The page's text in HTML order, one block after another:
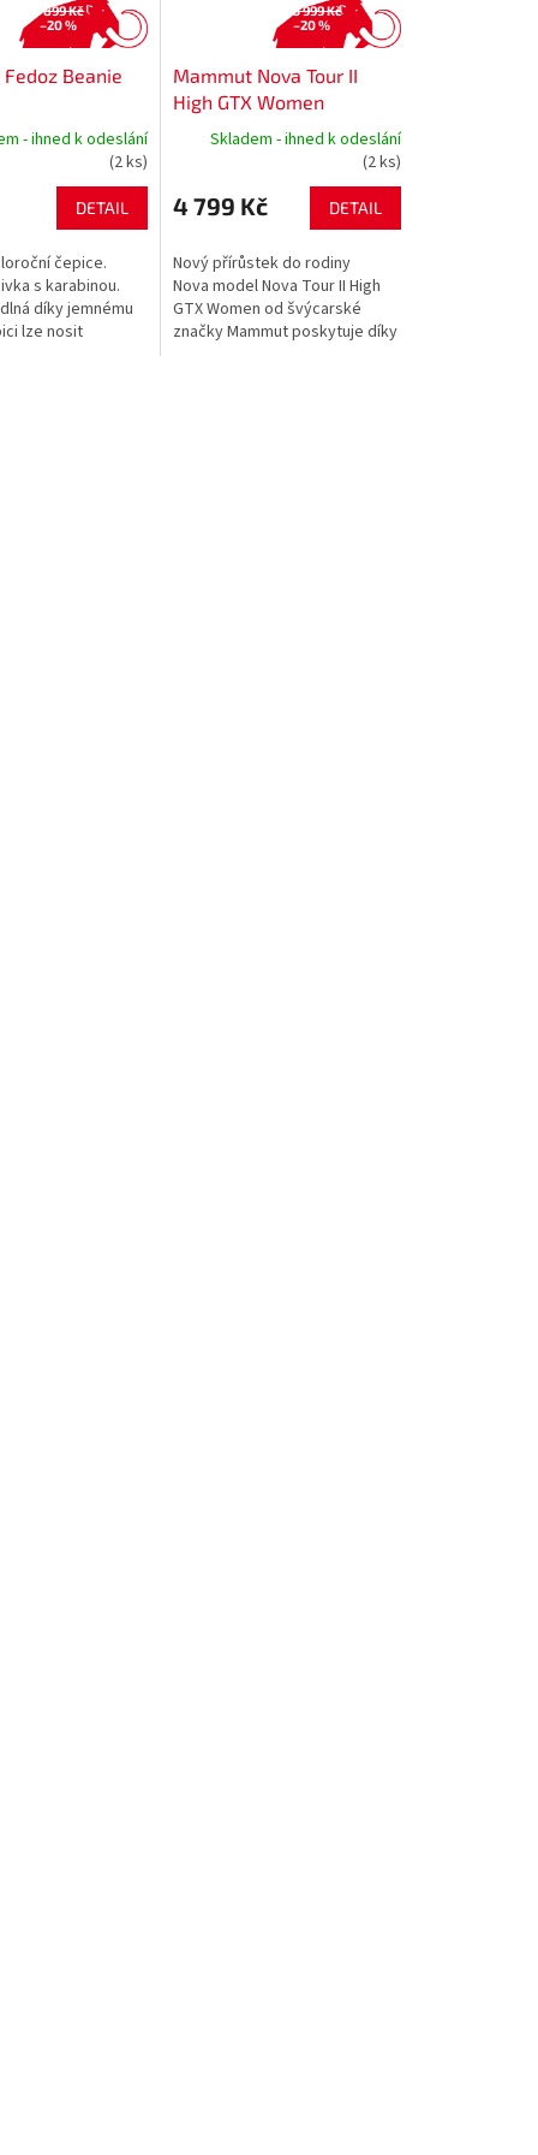
899 Kč
–20 %
Beanie
- ihned k odeslání
(2 ks)
DETAIL
čepice.
s karabinou.
díky jemnému
lze nosit
5 999 Kč
–20 %
Mammut Nova Tour II
High GTX Women
Skladem - ihned k odeslání
(2 ks)
4 799 Kč DETAIL
Nový přírůstek do rodiny
Nova model Nova Tour II High
GTX Women od švýcarské
značky Mammut poskytuje díky